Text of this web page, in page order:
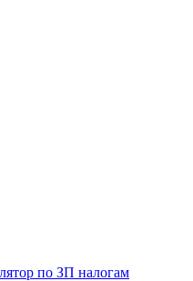
по ЗП налогам